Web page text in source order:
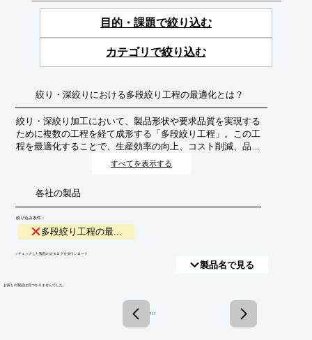
目的・課題で絞り込む
カテゴリで絞り込む
絞り・深絞りにおける多段絞り工程の最適化とは？
絞り・深絞り加工において、製品形状や要求品質を実現する
ために複数の工程を経て成形する「多段絞り工程」。この工
程を最適化することで、生産効率の向上、コスト削減、品質
安定化を目指します。具体的には、各絞り工程での材料の変
形挙動を精密に制御し、過度な伸びやシワ、亀裂の発生を防
すことを目的とします。
すべてを表示する
各社の製品
絞り込み条件：
多段絞り工程の最...
​▼チェックした製品のカタログをダウンロード
製品名で見る
​お探しの製品は見つかりませんでした。
1 / 1